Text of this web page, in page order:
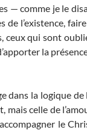
— comme je le
l’existence,
qui sont
la
dans la logique
mais celle de
le